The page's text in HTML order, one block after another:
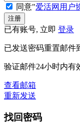
同意"爱活网用户
已有账号, 立即 登录
已发送密码重置邮件
验证邮件24小时内有
查看邮箱
重新发送
找回密码